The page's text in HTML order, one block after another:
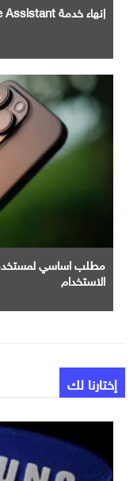
إنهاء خدمة Google Assistant. علي الاجهزه المؤهله
مطلب اساسي
الاستخدام
إختارنا لك